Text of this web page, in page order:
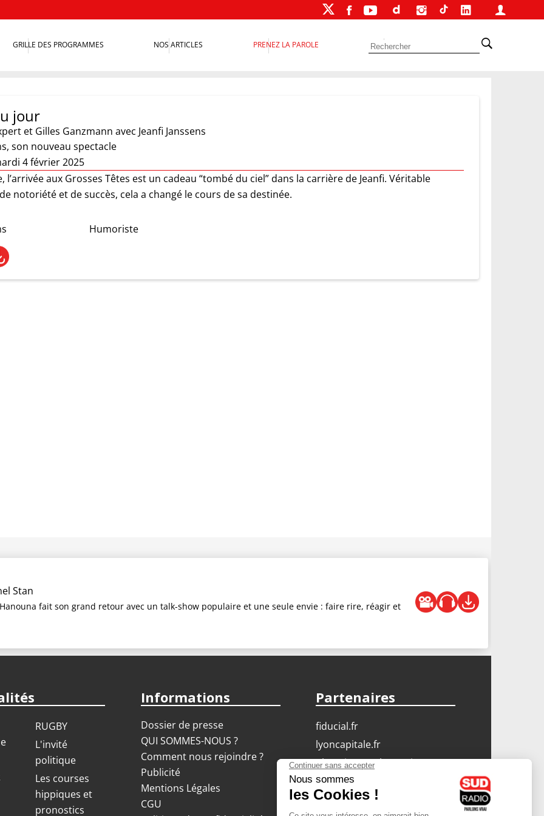
GRILLE DES PROGRAMMES NOS ARTICLES PRENEZ LA PAROLE
jour
et Gilles Ganzmann avec Jeanfi Janssens
son nouveau spectacle
4 février 2025
l’arrivée aux Grosses Têtes est un cadeau “tombé du ciel” dans la carrière de Jeanfi. Véritable
notoriété et de succès, cela a changé le cours de sa destinée.
Humoriste
Stan
fait son grand retour avec un talk-show populaire et une seule envie : faire rire, réagir et
RUGBY
L'invité
politique
Les courses
hippiques et
pronostics
Informations
Dossier de presse
QUI SOMMES-NOUS ?
Comment nous rejoindre ?
Publicité
Mentions Légales
CGU
Partenaires
fiducial.fr
lyoncapitale.fr
olympique-et-lyonnais.com
L'application Iphone